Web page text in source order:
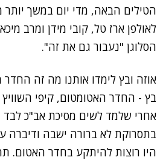
לאולפן ארז טל, קובי מידן ומרב
הסלוגן "נעבור גם את זה".
אוזה ובץ לימדו אותנו מה זה
בץ - החדר האטומטום, קיפי השוויץ
אחרי שלמד לשים מסיכת אב"כ לבד
בתסרוקת לא ברורה ישבה ודיברה
היו רוצות להיתקע בחדר האטום.